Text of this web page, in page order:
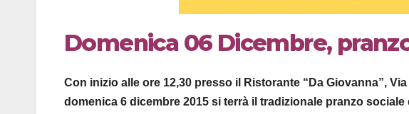
Domenica 06 Dicembre,
Con inizio alle ore 12,30 presso il Ristorante “Da Giovanna”,
domenica 6 dicembre 2015 si terrà il tradizionale pranzo